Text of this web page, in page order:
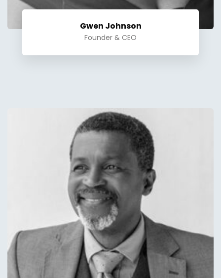
Gwen Johnson
Founder & CEO